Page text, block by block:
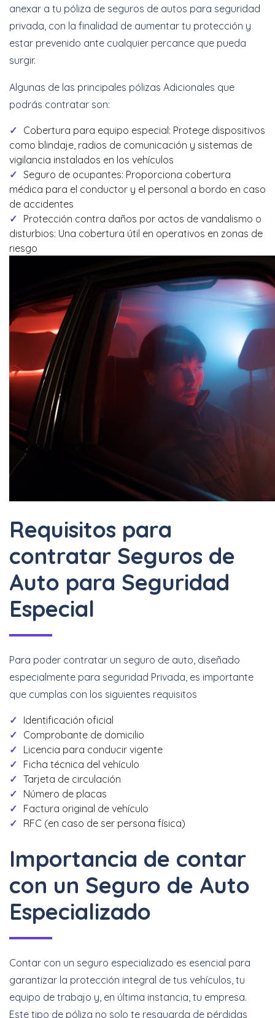
anexar a tu póliza de seguros de autos para seguridad
privada, con la finalidad de aumentar tu protección y
estar prevenido ante cualquier percance que pueda
surgir.
Algunas de las principales pólizas Adicionales que
podrás contratar son:
Cobertura para equipo especial: Protege dispositivos
como blindaje, radios de comunicación y sistemas de
vigilancia instalados en los vehículos
Seguro de ocupantes: Proporciona cobertura
médica para el conductor y el personal a bordo en caso
de accidentes
Protección contra daños por actos de vandalismo o
disturbios: Una cobertura útil en operativos en zonas de
riesgo
Requisitos para
contratar Seguros de
Auto para Seguridad
Especial
Para poder contratar un seguro de auto, diseñado
especialmente para seguridad Privada, es importante
que cumplas con los siguientes requisitos
Identificación oficial
Comprobante de domicilio
Licencia para conducir vigente
Ficha técnica del vehículo
Tarjeta de circulación
Número de placas
Factura original de vehículo
RFC (en caso de ser persona física)
Importancia de contar
con un Seguro de Auto
Especializado
Contar con un seguro especializado es esencial para
garantizar la protección integral de tus vehículos, tu
equipo de trabajo y, en última instancia, tu empresa.
Este tipo de póliza no solo te resguarda de pérdidas